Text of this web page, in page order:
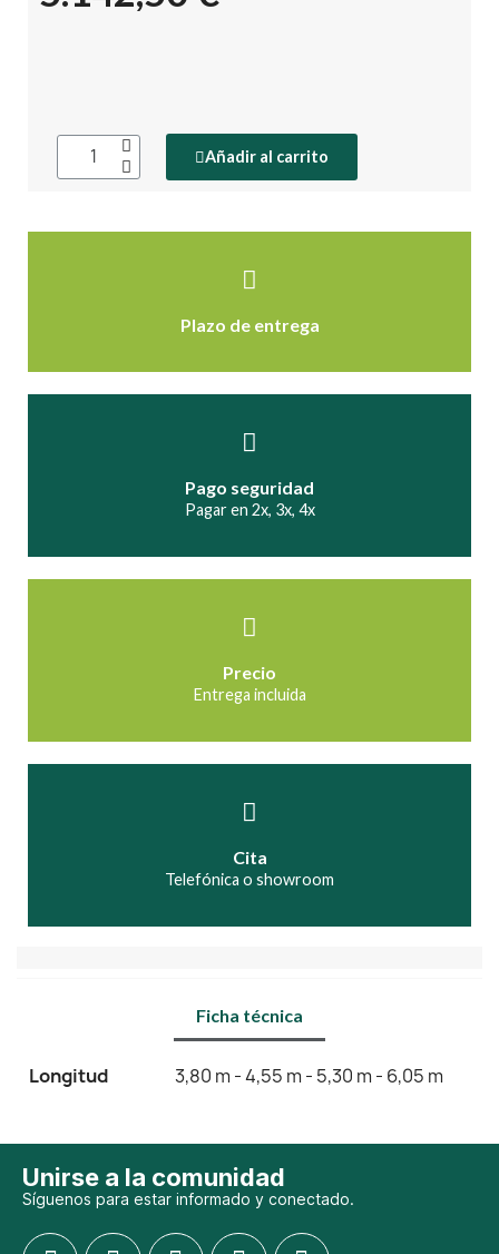
Añadir al carrito
Plazo de entrega
Pago seguridad
Pagar en 2x, 3x, 4x
Precio
Entrega incluida
Cita
Telefónica o showroom
Ficha técnica
Longitud 3,80 m - 4,55 m - 5,30 m - 6,05 m
Unirse a la comunidad
Síguenos para estar informado y conectado.